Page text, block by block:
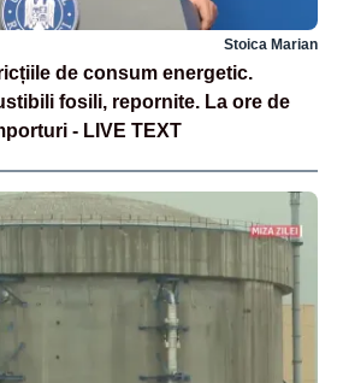
Stoica Marian
de consum energetic.
fosili, repornite. La ore de
- LIVE TEXT